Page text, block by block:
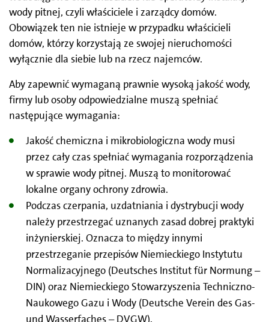
wody pitnej, czyli właściciele i zarządcy domów.
Obowiązek ten nie istnieje w przypadku właścicieli
domów, którzy korzystają ze swojej nieruchomości
wyłącznie dla siebie lub na rzecz najemców.
Aby zapewnić wymaganą prawnie wysoką jakość wody,
firmy lub osoby odpowiedzialne muszą spełniać
następujące wymagania:
Jakość chemiczna i mikrobiologiczna wody musi
przez cały czas spełniać wymagania rozporządzenia
w sprawie wody pitnej. Muszą to monitorować
lokalne organy ochrony zdrowia.
Podczas czerpania, uzdatniania i dystrybucji wody
należy przestrzegać uznanych zasad dobrej praktyki
inżynierskiej. Oznacza to między innymi
przestrzeganie przepisów Niemieckiego Instytutu
Normalizacyjnego (Deutsches Institut für Normung –
DIN) oraz Niemieckiego Stowarzyszenia Techniczno-
Naukowego Gazu i Wody (Deutsche Verein des Gas-
und Wasserfaches – DVGW).